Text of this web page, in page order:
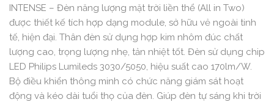
INTENSE – Đèn năng lượng mặt trời liền thể (All in Two)
được thiết kế tích hợp dạng module, sở hữu vẻ ngoài tinh
tế, hiện đại. Thân đèn sử dụng hợp kim nhôm đúc chất
lượng cao, trọng lượng nhẹ, tản nhiệt tốt. Đèn sử dụng chip
LED Philips Lumileds 3030/5050, hiệu suất cao 170lm/W.
Bộ điều khiển thông minh có chức năng giám sát hoạt
động và kéo dài tuổi thọ của đèn. Giúp đèn tự sáng khi trời